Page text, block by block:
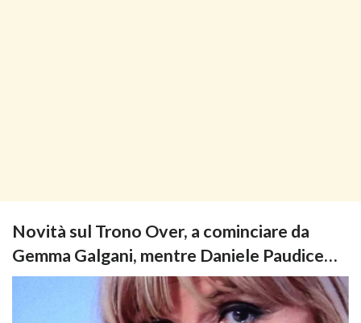
Novità sul Trono Over, a cominciare da
Gemma Galgani, mentre Daniele Paudice…